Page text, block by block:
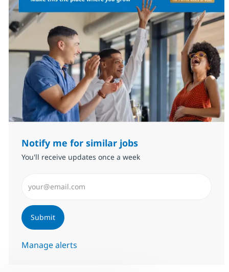
Notify me for similar jobs
You'll receive updates once a week
Submit
Manage alerts